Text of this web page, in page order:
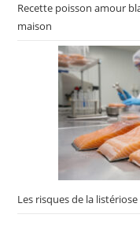
Recette poisson amour
maison
Les risques de la